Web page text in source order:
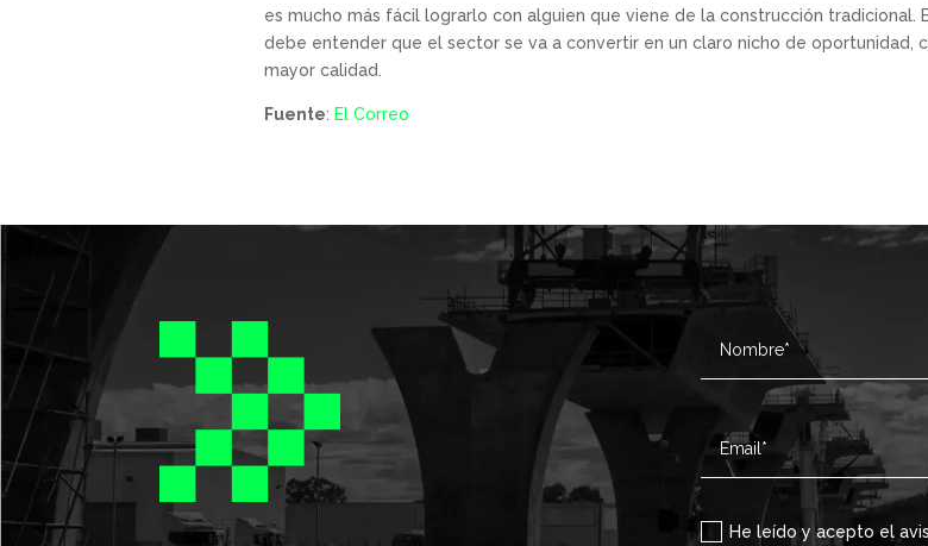
es mucho más fácil lograrlo con alguien que viene de la construcción tradicional.
debe entender que el sector se va a convertir en un claro nicho de oportunidad,
mayor calidad.
Fuente: El Correo
He leído y acepto el